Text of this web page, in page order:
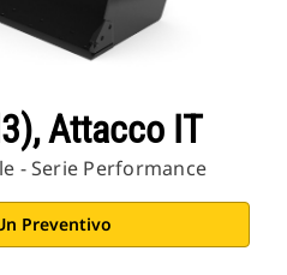
Attacco IT
- Serie Performance
Preventivo